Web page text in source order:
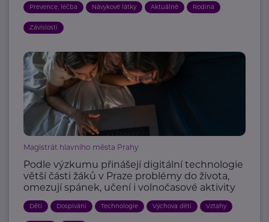
Prevence, léčba Návykové látky Aktuálně Rodina
Závislosti
Magistrát hlavního města Prahy
Podle výzkumu přinášejí digitální technologie
větší části žáků v Praze problémy do života,
omezují spánek, učení i volnočasové aktivity
Děti Dospívání Technologie Výchova dětí Vztahy